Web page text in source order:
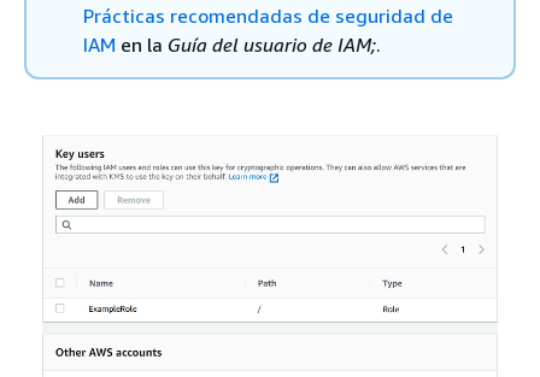
Prácticas recomendadas de seguridad de
IAM en la Guía del usuario de IAM;.